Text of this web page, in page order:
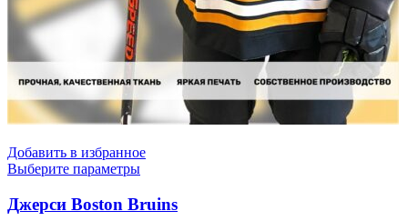
Добавить в избранное
Выберите параметры
Джерси Boston Bruins